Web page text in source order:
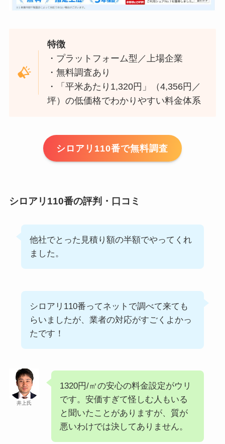
特徴
・プラットフォーム型／上場企業
・無料調査あり
・「平米あたり1,320円」（4,356円／
坪）の低価格でわかりやすい料金体系
シロアリ110番で無料調査
シロアリ110番の評判・口コミ
他社でとった見積り額の半額でやってくれ
ました。
シロアリ110番ってネットで調べて来ても
らいましたが、業者の対応がすごくよかっ
たです！
井上氏
1320円/㎡の安心の料金設定がウリ
です。安価すぎて怪しむ人もいる
と聞いたことがありますが、質が
悪いわけでは決してありません。